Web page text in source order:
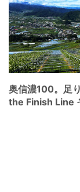
奥信濃100。足
the Finish Line